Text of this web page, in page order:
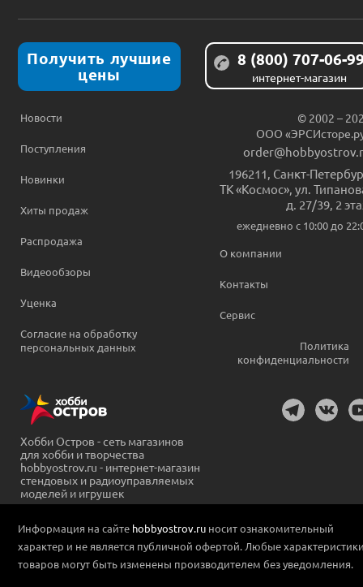
Получить лучшие
цены
8 (800) 707-06-
интернет-магазин
Новости
Поступления
Новинки
Хиты продаж
Распродажа
Видеообзоры
Уценка
Согласие на обработку
персональных данных
© 2002 –
ООО
196211 Санкт-
ТК «Космос», ул.
д. 27/39, 2
ежедневно c 10:00 до
О компании
Контакты
Сервис
Политика
конфиденциальности
Хобби Остров - сеть магазинов
для хобби и творчества
hobbyostrov.ru - интернет-магазин
стендовых и радиоуправляемых
моделей и игрушек
Информация на сайте hobbyostrov.ru носит ознакомительный
характер и не является публичной офертой. Любые
товаров могут быть изменены производителем без уведомления.